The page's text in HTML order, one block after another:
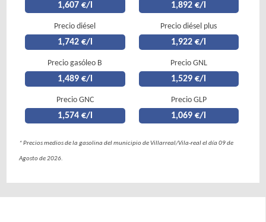
1,607 €/l 1,892 €/l
Precio diésel
1,742 €/l
Precio diésel plus
1,922 €/l
Precio gasóleo B
1,489 €/l
Precio GNL
1,529 €/l
Precio GNC
1,574 €/l
Precio GLP
1,069 €/l
* Precios medios de la gasolina del municipio de Villarreal/Vila-real el día 09 de
Agosto de 2026.